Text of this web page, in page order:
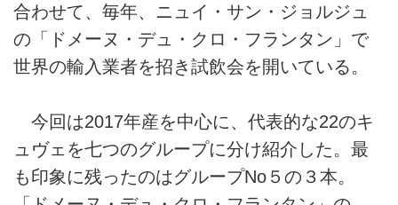
合わせて、毎年、ニュイ・サン・ジョルジュ
の「ドメーヌ・デュ・クロ・フランタン」で
世界の輸入業者を招き試飲会を開いている。
今回は2017年産を中心に、代表的な22のキ
ュヴェを七つのグループに分け紹介した。最
も印象に残ったのはグループNo５の３本。